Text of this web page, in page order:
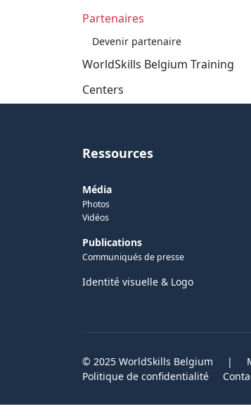
Partenaires
Devenir partenaire
WorldSkills Belgium Training
Centers
Ressources
Média
Photos
Vidéos
Publications
Communiqués de presse
Identité visuelle & Logo
© 2025 WorldSkills Belgium |
Politique de confidentialité